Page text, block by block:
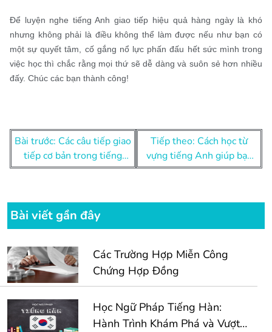
Để luyện nghe tiếng Anh giao tiếp hiệu quả hàng ngày là khó
nhưng không phải là điều không thể làm được nếu như bạn có
một sự quyết tâm, cố gắng nổ lực phấn đấu hết sức mình trong
việc học thì chắc rằng mọi thứ sẽ dễ dàng và suôn sẻ hơn nhiều
đấy. Chúc các bạn thành công!
Điều
hướng
bài
Bài trước: Các câu tiếp giao
tiếp cơ bản trong tiếng
Anh
Tiếp theo: Cách học từ
vựng tiếng Anh giúp bạn
không bao giờ quên
Bài viết gần đây
Các Trường Hợp Miễn Công
Chứng Hợp Đồng
Học Ngữ Pháp Tiếng Hàn:
Hành Trình Khám Phá và Vượt